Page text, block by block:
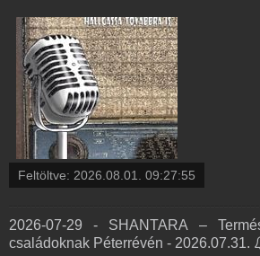
Feltöltve: 2026.08.01. 09:27:55
2026-07-29 - SHANTARA –
családoknak Péterrévén - 2026.07.31.